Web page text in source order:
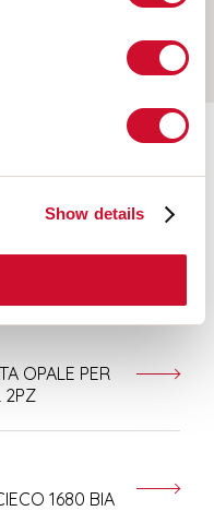
Show details
ANG.SX
OPALE PER
2PZ
1680 BIA